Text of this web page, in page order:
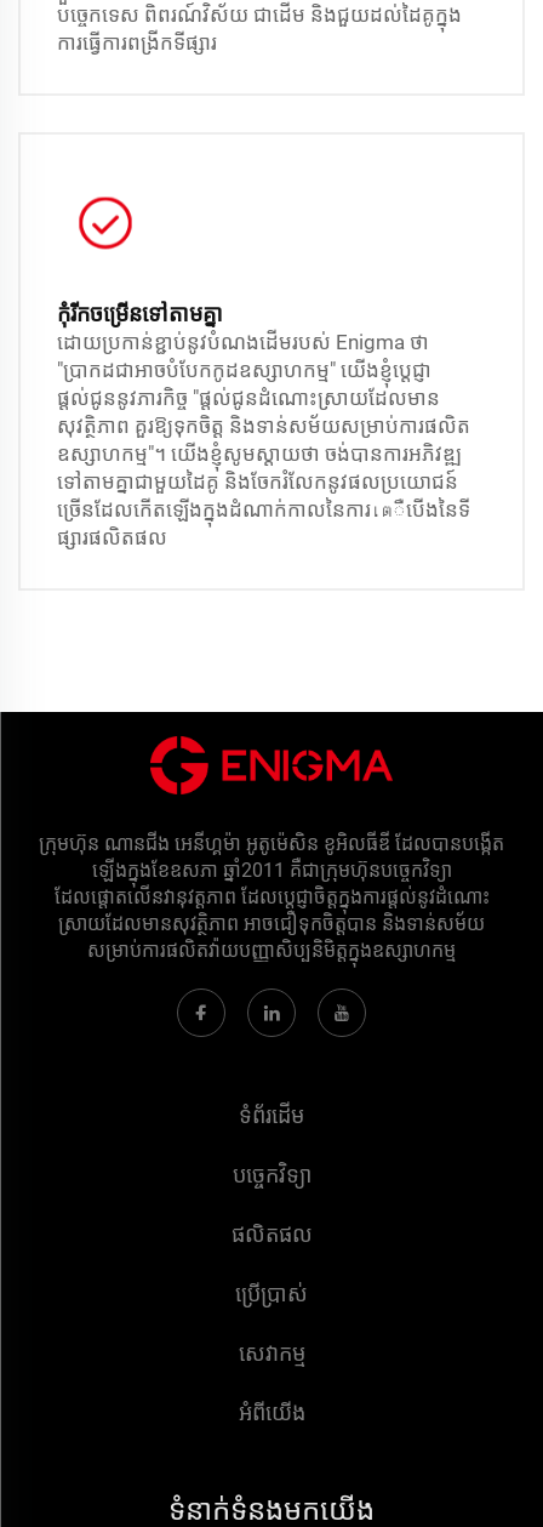
បច្ចេកទេស ពិពរណ៍វិស័យ ជាដើម និងជួយដល់ដៃគូក្នុង
ការធ្វើការពង្រីកទីផ្សារ
កុំរីកចម្រើនទៅតាមគ្នា
ដោយប្រកាន់ខ្ជាប់នូវបំណងដើមរបស់ Enigma ថា
"ប្រាកដជាអាចបំបែកកូដឧស្សាហកម្ម" យើងខ្ញុំប្តេជ្ញា
ផ្តល់ជូននូវភារកិច្ច "ផ្តល់ជូនដំណោះស្រាយដែលមាន
សុវត្ថិភាព គួរឱ្យទុកចិត្ត និងទាន់សម័យសម្រាប់ការផលិត
ឧស្សាហកម្ម"។ យើងខ្ញុំសូមស្តាយថា ចង់បានការអភិវឌ្ឍ
ទៅតាមគ្នាជាមួយដៃគូ និងចែករំលែកនូវផលប្រយោជន៍
ច្រើនដែលកើតឡើងក្នុងដំណាក់កាលនៃការเตឺបើងនៃទី
ផ្សារផលិតផល
ក្រុមហ៊ុន ណានជីង អេនីហ្គម៉ា អូតូម៉េសិន ខូអិលធីឌី ដែលបានបង្កើត
ឡើងក្នុងខែឧសភា ឆ្នាំ2011 គឺជាក្រុមហ៊ុនបច្ចេកវិទ្យា
ដែលផ្តោតលើនវានុវត្តភាព ដែលប្តេជ្ញាចិត្តក្នុងការផ្តល់នូវដំណោះ
ស្រាយដែលមានសុវត្ថិភាព អាចជឿទុកចិត្តបាន និងទាន់សម័យ
សម្រាប់ការផលិតវ៉ាយបញ្ញាសិប្បនិមិត្តក្នុងឧស្សាហកម្ម
ទំព័រដើម
បច្ចេកវិទ្យា
ផលិតផល
ប្រើប្រាស់
សេវាកម្ម
អំពីយើង
ទំនាក់ទំនងមកយើង